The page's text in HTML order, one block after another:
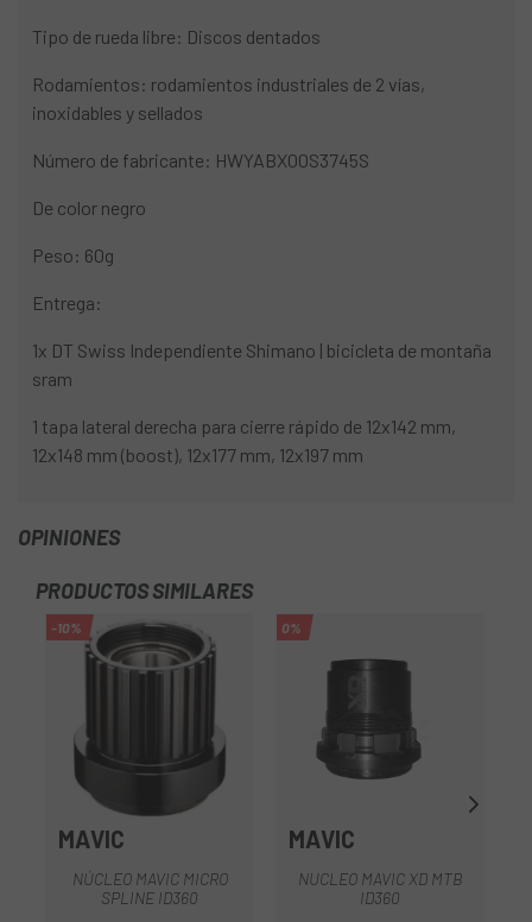
Tipo de rueda libre: Discos dentados
Rodamientos: rodamientos industriales de 2 vías,
inoxidables y sellados
Número de fabricante: HWYABX00S3745S
De color negro
Peso: 60g
Entrega:
1x DT Swiss Independiente Shimano | bicicleta de montaña
sram
1 tapa lateral derecha para cierre rápido de 12x142 mm,
12x148 mm (boost), 12x177 mm, 12x197 mm
OPINIONES
PRODUCTOS SIMILARES
-10%
MAVIC
NÚCLEO MAVIC MICRO
SPLINE ID360
0%
MAVIC
NUCLEO MAVIC XD MTB
ID360